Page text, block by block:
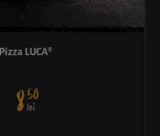
Pizza LUCA®
850
lei